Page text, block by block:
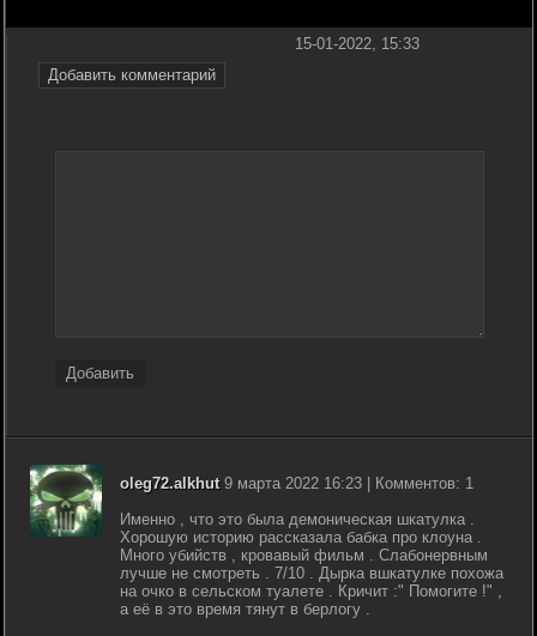
Добавить комментарий
15-01-2022, 15:33
Добавить
oleg72.alkhut9 марта 2022 16:23 | Комментов: 1
Именно , что это была демоническая шкатулка .
Хорошую историю рассказала бабка про клоуна .
Много убийств , кровавый фильм . Слабонервным
лучше не смотреть . 7/10 . Дырка вшкатулке похожа
на очко в сельском туалете . Кричит :" Помогите !" ,
а её в это время тянут в берлогу .